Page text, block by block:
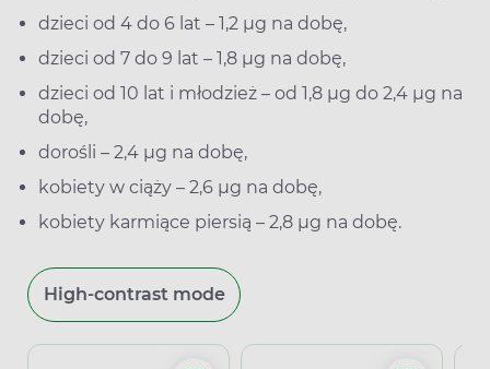
dzieci od 4 do 6 lat – 1,2 µg na dobę,
dzieci od 7 do 9 lat – 1,8 µg na dobę,
dzieci od 10 lat i młodzież – od 1,8 µg do 2,4 µg na
dobę,
dorośli – 2,4 µg na dobę,
kobiety w ciąży – 2,6 µg na dobę,
kobiety karmiące piersią – 2,8 µg na dobę.
High-contrast mode